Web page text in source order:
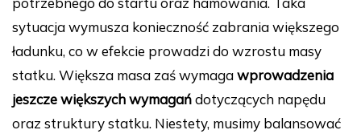
sytuacja wymusza konieczność zabrania większego
ładunku, co w efekcie prowadzi do wzrostu masy
statku. Większa masa zaś wymagawprowadzenia
jeszcze większych wymagańdotyczących napędu
oraz struktury statku. Niestety, musimy balansować